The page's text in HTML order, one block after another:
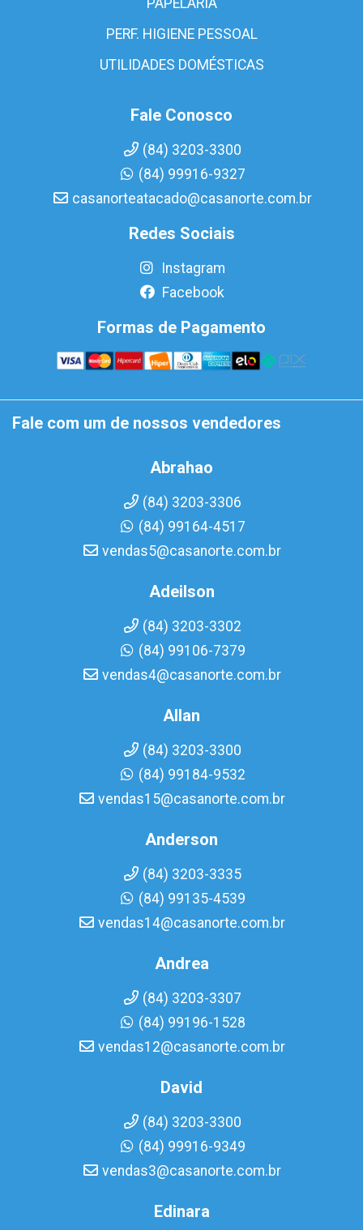
PAPELARIA
PERF. HIGIENE PESSOAL
UTILIDADES DOMÉSTICAS
Fale Conosco
(84) 3203-3300
(84) 99916-9327
casanorteatacado@casanorte.com.br
Redes Sociais
Instagram
Facebook
Formas de Pagamento
Fale com um de nossos vendedores
Abrahao
(84) 3203-3306
(84) 99164-4517
vendas5@casanorte.com.br
Adeilson
(84) 3203-3302
(84) 99106-7379
vendas4@casanorte.com.br
Allan
(84) 3203-3300
(84) 99184-9532
vendas15@casanorte.com.br
Anderson
(84) 3203-3335
(84) 99135-4539
vendas14@casanorte.com.br
Andrea
(84) 3203-3307
(84) 99196-1528
vendas12@casanorte.com.br
David
(84) 3203-3300
(84) 99916-9349
vendas3@casanorte.com.br
Edinara